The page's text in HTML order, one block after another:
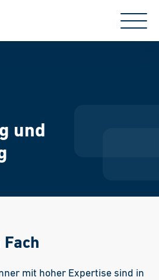
und
mit hoher Expertise sind in